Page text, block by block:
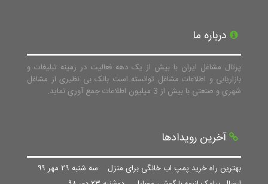
درباره ما
پرتال مشاغل ایران با بیش از یک دهه فعالیت در زمینه تبلیغات و
بازاریابی و اطلاعات مشاغل توانسته است بانک بی نظیری از مشاغل
شهری و صنعتی با بیش از 3 میلیون اطلاعات جمع آوری نماید.
آخرین رویدادها
بهترین راه خرید پمپ اب خانگی برای منزل سه شنبه ۲۹ مهر ۹۹